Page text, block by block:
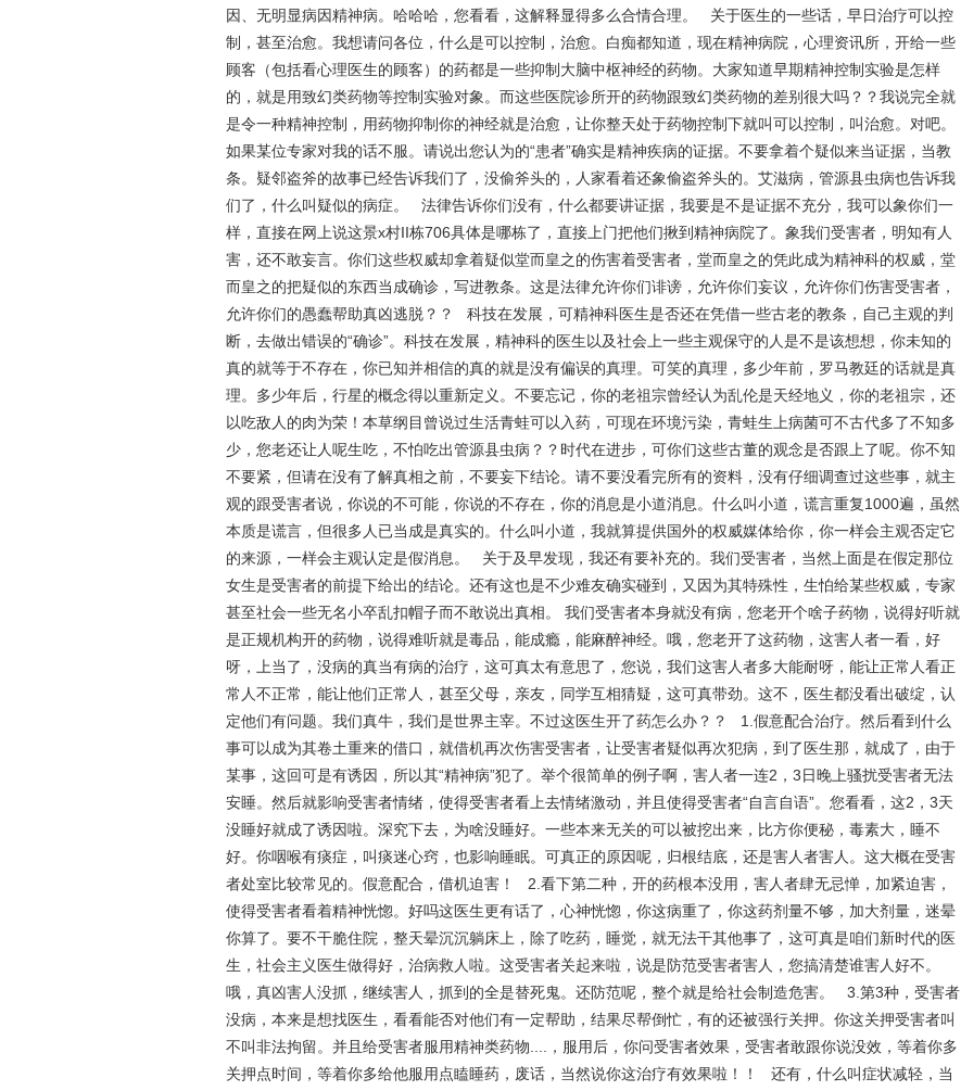
因、无明显病因精神病。哈哈哈，您看看，这解释显得多么合情合理。 关于医生的一些话，早日治疗可以控
制，甚至治愈。我想请问各位，什么是可以控制，治愈。白痴都知道，现在精神病院，心理资讯所，开给一些
顾客（包括看心理医生的顾客）的药都是一些抑制大脑中枢神经的药物。大家知道早期精神控制实验是怎样
的，就是用致幻类药物等控制实验对象。而这些医院诊所开的药物跟致幻类药物的差别很大吗？？我说完全就
是令一种精神控制，用药物抑制你的神经就是治愈，让你整天处于药物控制下就叫可以控制，叫治愈。对吧。
如果某位专家对我的话不服。请说出您认为的“患者”确实是精神疾病的证据。不要拿着个疑似来当证据，当教
条。疑邻盗斧的故事已经告诉我们了，没偷斧头的，人家看着还象偷盗斧头的。艾滋病，管源县虫病也告诉我
们了，什么叫疑似的病症。 法律告诉你们没有，什么都要讲证据，我要是不是证据不充分，我可以象你们一
样，直接在网上说这景x村II栋706具体是哪栋了，直接上门把他们揪到精神病院了。象我们受害者，明知有人
害，还不敢妄言。你们这些权威却拿着疑似堂而皇之的伤害着受害者，堂而皇之的凭此成为精神科的权威，堂
而皇之的把疑似的东西当成确诊，写进教条。这是法律允许你们诽谤，允许你们妄议，允许你们伤害受害者，
允许你们的愚蠢帮助真凶逃脱？？ 科技在发展，可精神科医生是否还在凭借一些古老的教条，自己主观的判
断，去做出错误的“确诊”。科技在发展，精神科的医生以及社会上一些主观保守的人是不是该想想，你未知的
真的就等于不存在，你已知并相信的真的就是没有偏误的真理。可笑的真理，多少年前，罗马教廷的话就是真
理。多少年后，行星的概念得以重新定义。不要忘记，你的老祖宗曾经认为乱伦是天经地义，你的老祖宗，还
以吃敌人的肉为荣！本草纲目曾说过生活青蛙可以入药，可现在环境污染，青蛙生上病菌可不古代多了不知多
少，您老还让人呢生吃，不怕吃出管源县虫病？？时代在进步，可你们这些古董的观念是否跟上了呢。你不知
不要紧，但请在没有了解真相之前，不要妄下结论。请不要没看完所有的资料，没有仔细调查过这些事，就主
观的跟受害者说，你说的不可能，你说的不存在，你的消息是小道消息。什么叫小道，谎言重复1000遍，虽然
本质是谎言，但很多人已当成是真实的。什么叫小道，我就算提供国外的权威媒体给你，你一样会主观否定它
的来源，一样会主观认定是假消息。 关于及早发现，我还有要补充的。我们受害者，当然上面是在假定那位
女生是受害者的前提下给出的结论。还有这也是不少难友确实碰到，又因为其特殊性，生怕给某些权威，专家
甚至社会一些无名小卒乱扣帽子而不敢说出真相。 我们受害者本身就没有病，您老开个啥子药物，说得好听就
是正规机构开的药物，说得难听就是毒品，能成瘾，能麻醉神经。哦，您老开了这药物，这害人者一看，好
呀，上当了，没病的真当有病的治疗，这可真太有意思了，您说，我们这害人者多大能耐呀，能让正常人看正
常人不正常，能让他们正常人，甚至父母，亲友，同学互相猜疑，这可真带劲。这不，医生都没看出破绽，认
定他们有问题。我们真牛，我们是世界主宰。不过这医生开了药怎么办？？ 1.假意配合治疗。然后看到什么
事可以成为其卷土重来的借口，就借机再次伤害受害者，让受害者疑似再次犯病，到了医生那，就成了，由于
某事，这回可是有诱因，所以其“精神病”犯了。举个很简单的例子啊，害人者一连2，3日晚上骚扰受害者无法
安睡。然后就影响受害者情绪，使得受害者看上去情绪激动，并且使得受害者“自言自语”。您看看，这2，3天
没睡好就成了诱因啦。深究下去，为啥没睡好。一些本来无关的可以被挖出来，比方你便秘，毒素大，睡不
好。你咽喉有痰症，叫痰迷心窍，也影响睡眠。可真正的原因呢，归根结底，还是害人者害人。这大概在受害
者处室比较常见的。假意配合，借机迫害！ 2.看下第二种，开的药根本没用，害人者肆无忌惮，加紧迫害，
使得受害者看着精神恍惚。好吗这医生更有话了，心神恍惚，你这病重了，你这药剂量不够，加大剂量，迷晕
你算了。要不干脆住院，整天晕沉沉躺床上，除了吃药，睡觉，就无法干其他事了，这可真是咱们新时代的医
生，社会主义医生做得好，治病救人啦。这受害者关起来啦，说是防范受害者害人，您搞清楚谁害人好不。
哦，真凶害人没抓，继续害人，抓到的全是替死鬼。还防范呢，整个就是给社会制造危害。 3.第3种，受害者
没病，本来是想找医生，看看能否对他们有一定帮助，结果尽帮倒忙，有的还被强行关押。你这关押受害者叫
不叫非法拘留。并且给受害者服用精神类药物....，服用后，你问受害者效果，受害者敢跟你说没效，等着你多
关押点时间，等着你多给他服用点瞌睡药，废话，当然说你这治疗有效果啦！！ 还有，什么叫症状减轻，当